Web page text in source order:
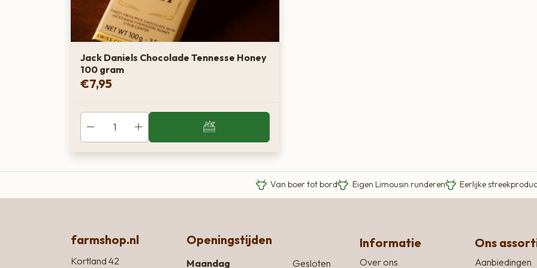
Jack Daniels Chocolade Tennesse Honey
100 gram
€7,95
Van boer tot bord Eigen Limousin runderen Eerlijke
farmshop.nl
Kortland 42
Openingstijden
Maandag Gesloten
Informatie
Over ons
Ons
Aanbiedingen